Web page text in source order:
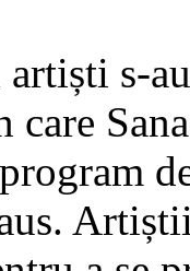
s-
care